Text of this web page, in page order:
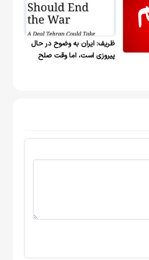
ظریف: ایران به وضوح در حال
پیروزی است، اما وقت صلح